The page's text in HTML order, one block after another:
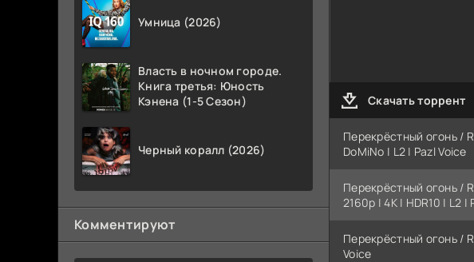
Умница (2026)
Власть в ночном городе.
Книга третья: Юность
Кэнена (1-5 Сезон)
Черный коралл (2026)
Комментируют
Скачать торрент
Перекрёстный огонь /
DoMiNo | L2 | Pazl Voice
Перекрёстный огонь /
2160p | 4K | HDR10 | L2 |
Перекрёстный огонь /
Voice